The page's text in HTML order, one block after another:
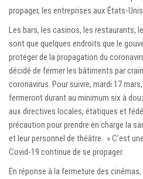
propager, les entreprises aux États-
Les bars, les casinos, les restaurants,
sont que quelques endroits que le
protéger de la propagation du
décidé de fermer les bâtiments par
coronavirus. Pour suivre, mardi 17
fermeront durant au minimum six à
aux directives locales, étatiques et
précaution pour prendre en charge la
et leur personnel de théâtre. » C’est
Covid-19 continue de se propager.
En réponse à la fermeture des